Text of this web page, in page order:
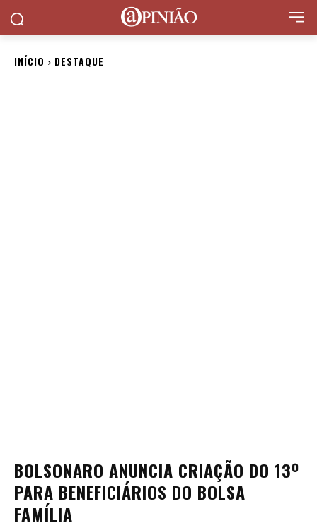
INÍCIO DESTAQUE
BOLSONARO ANUNCIA CRIAÇÃO DO 13º
PARA BENEFICIÁRIOS DO BOLSA
FAMÍLIA